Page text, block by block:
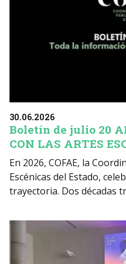
30.06.2026
Boletín de julio 20
CON LAS ARTES
En 2026, COFAE, la
Escénicas del Estado,
trayectoria. Dos décadas